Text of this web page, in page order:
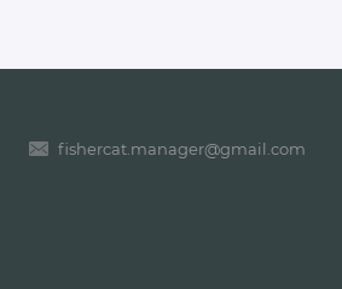
fishercat.manager@gmail.com